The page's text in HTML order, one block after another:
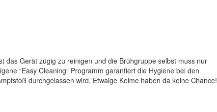
das Gerät zügig zu reinigen und die Brühgruppe selbst muss nur
“Easy Cleaning“ Programm garantiert die Hygiene bei den
durchgelassen wird. Etwaige Keime haben da keine Chance!